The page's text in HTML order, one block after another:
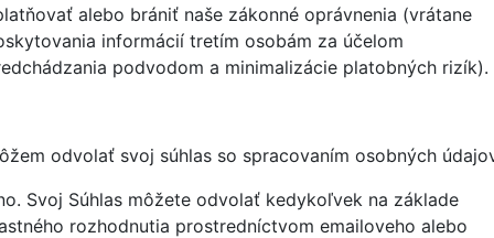
alebo brániť naše zákonné oprávnenia (vrátane
informácií tretím osobám za účelom
podvodom a minimalizácie platobných rizík).
odvolať svoj súhlas so spracovaním osobných
Svoj Súhlas môžete odvolať kedykoľvek na základe
rozhodnutia prostredníctvom emailoveho alebo